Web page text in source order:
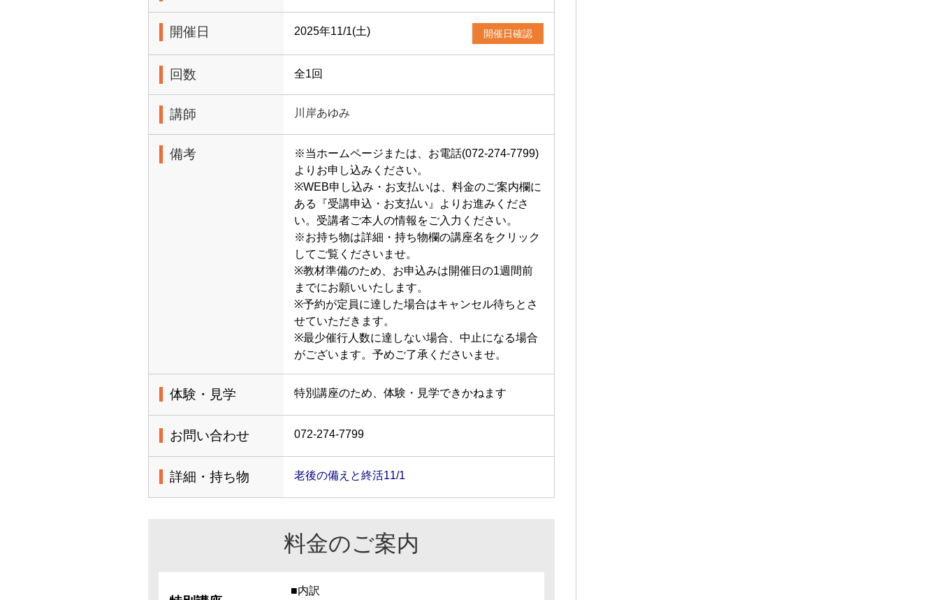
開催日 2025年11/1(土) 開催日確認
回数 全1回
講師 川岸あゆみ
備考
※当ホームページまたは、お電話(072-274-7799)
よりお申し込みください。
※WEB申し込み・お支払いは、料金のご案内欄に
ある『受講申込・お支払い』よりお進みくださ
い。受講者ご本人の情報をご入力ください。
※お持ち物は詳細・持ち物欄の講座名をクリック
してご覧くださいませ。
※教材準備のため、お申込みは開催日の1週間前
までにお願いいたします。
※予約が定員に達した場合はキャンセル待ちとさ
せていただきます。
※最少催行人数に達しない場合、中止になる場合
がございます。予めご了承くださいませ。
体験・見学 特別講座のため、体験・見学できかねます
お問い合わせ 072-274-7799
詳細・持ち物 老後の備えと終活11/1
料金のご案内
■内訳